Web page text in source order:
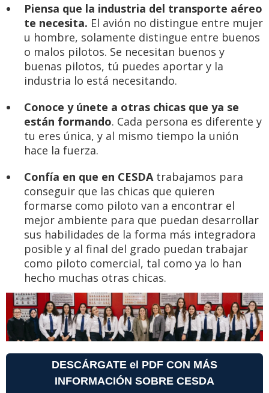
Piensa que la industria del transporte aéreo
te necesita. El avión no distingue entre mujer
u hombre, solamente distingue entre buenos
o malos pilotos. Se necesitan buenos y
buenas pilotos, tú puedes aportar y la
industria lo está necesitando.
Conoce y únete a otras chicas que ya se
están formando. Cada persona es diferente y
tu eres única, y al mismo tiempo la unión
hace la fuerza.
Confía en que en CESDAtrabajamos para
conseguir que las chicas que quieren
formarse como piloto van a encontrar el
mejor ambiente para que puedan desarrollar
sus habilidades de la forma más integradora
posible y al final del grado puedan trabajar
como piloto comercial, tal como ya lo han
hecho muchas otras chicas.
DESCÁRGATE el PDF CON MÁS
INFORMACIÓN SOBRE CESDA